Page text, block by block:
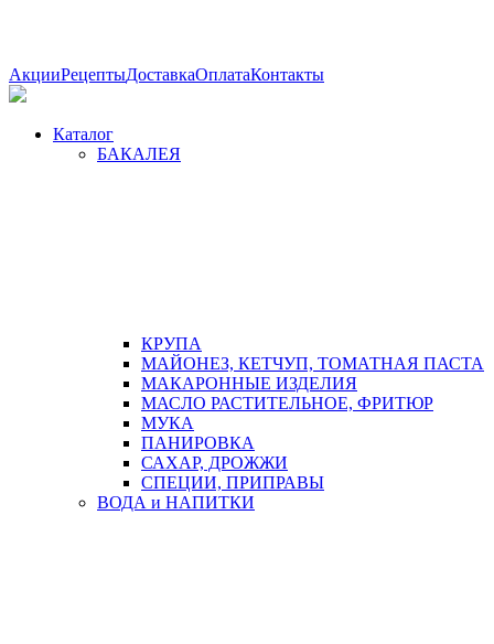
АкцииРецептыДоставкаОплатаКонтакты
Каталог
БАКАЛЕЯ
КРУПА
МАЙОНЕЗ, КЕТЧУП, ТОМАТНАЯ ПАСТА
МАКАРОННЫЕ ИЗДЕЛИЯ
МАСЛО РАСТИТЕЛЬНОЕ, ФРИТЮР
МУКА
ПАНИРОВКА
САХАР, ДРОЖЖИ
СПЕЦИИ, ПРИПРАВЫ
ВОДА и НАПИТКИ